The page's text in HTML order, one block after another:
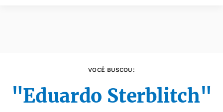
VOCÊ BUSCOU:
"Eduardo Sterblitch"